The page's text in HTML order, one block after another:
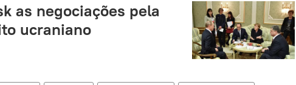
as negociações pela
ucraniano